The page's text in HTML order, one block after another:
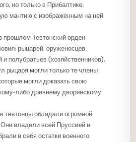
но только в Прибалтике.
мантию с изображенным на ней
прошлом Тевтонский орден
рыцарей, оруженосцев,
полубратьев (хозяйственников).
рыцаря могли только те члены
могли доказать свою
либо древнему дворянскому
тевтонцы обладали огромной
владели всей Пруссией и
в себя остатки военного